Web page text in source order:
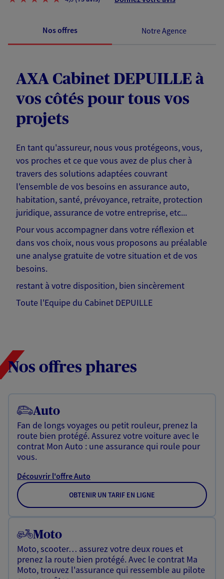
Nos offres Notre Agence
AXA Cabinet DEPUILLE à
vos côtés pour tous vos
projets
En tant qu'assureur, nous vous protégeons, vous,
vos proches et ce que vous avez de plus cher à
travers des solutions adaptées couvrant
l'ensemble de vos besoins en assurance auto,
habitation, santé, prévoyance, retraite, protection
juridique, assurance de votre entreprise, etc...
Pour vous accompagner dans votre réflexion et
dans vos choix, nous vous proposons au préalable
une analyse gratuite de votre situation et de vos
besoins.
restant à votre disposition, bien sincèrement
Toute l'Equipe du Cabinet DEPUILLE
Nos offres phares
Auto
Fan de longs voyages ou petit rouleur, prenez la
route bien protégé. Assurez votre voiture avec le
contrat Mon Auto : une assurance qui roule pour
vous.
Découvrir l'offre Auto
OBTENIR UN TARIF EN LIGNE
Moto
Moto, scooter… assurez votre deux roues et
prenez la route bien protégé. Avec le contrat Ma
Moto, trouvez l'assurance qui ressemble au pilote